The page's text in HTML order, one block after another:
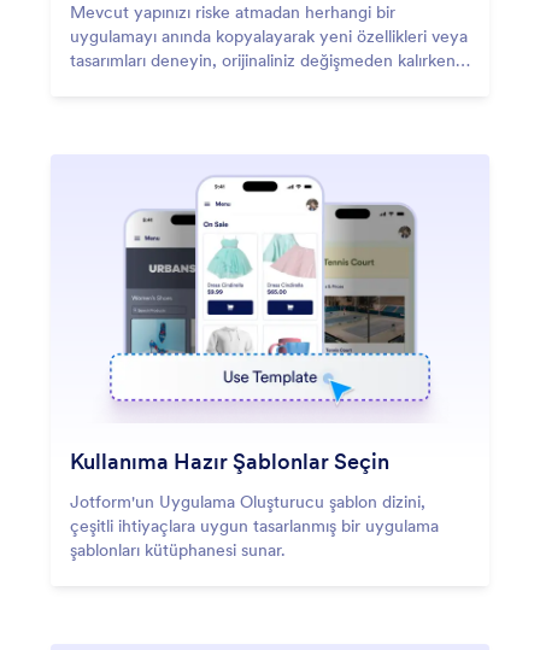
Mevcut yapınızı riske atmadan herhangi bir
uygulamayı anında kopyalayarak yeni özellikleri veya
tasarımları deneyin, orijinaliniz değişmeden kalırken
Kullanıma Hazır Şablonlar Seçin
Jotform'un Uygulama Oluşturucu şablon dizini,
çeşitli ihtiyaçlara uygun tasarlanmış bir uygulama
şablonları kütüphanesi sunar.